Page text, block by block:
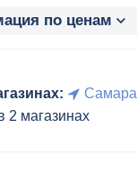
по ценам
Самара
2 магазинах